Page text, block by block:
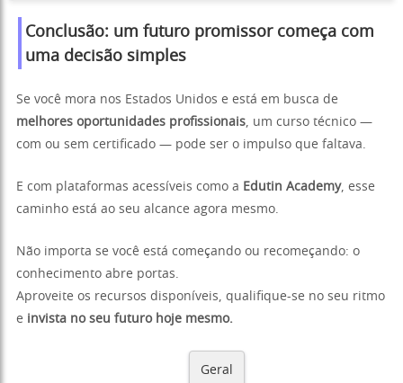
Conclusão: um futuro promissor começa com
uma decisão simples
Se você mora nos Estados Unidos e está em busca de
melhores oportunidades profissionais, um curso técnico —
com ou sem certificado — pode ser o impulso que faltava.
E com plataformas acessíveis como a Edutin Academy, esse
caminho está ao seu alcance agora mesmo.
Não importa se você está começando ou recomeçando: o
conhecimento abre portas.
Aproveite os recursos disponíveis, qualifique-se no seu ritmo
e invista no seu futuro hoje mesmo.
Geral